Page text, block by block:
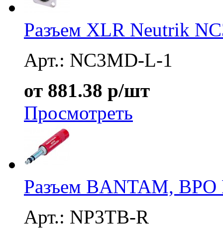
Разъем XLR Neutrik
Арт.: NC3MD-L-1
от 881.38 р/шт
Просмотреть
Разъем BANTAM,
Арт.: NP3TB-R